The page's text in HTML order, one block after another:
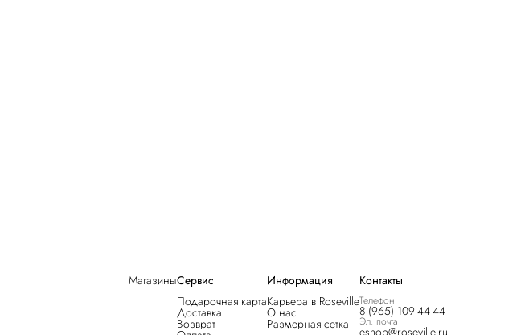
МагазиныСервис
Подарочная карта
Доставка
Возврат
Информация
Карьера в Roseville
О нас
Размерная сетка
Контакты
Телефон
8 (965) 109-44-44
Эл. почта
eshop@roseville.ru